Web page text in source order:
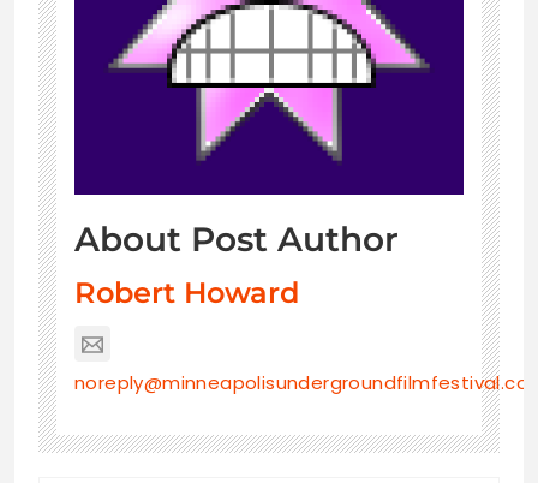
About Post Author
Robert Howard